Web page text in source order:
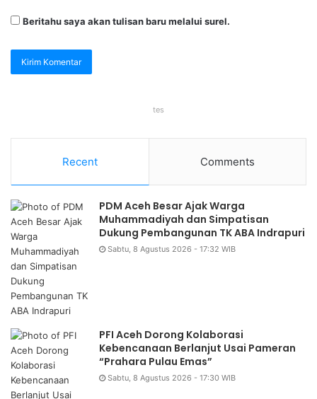
Beritahu saya akan tulisan baru melalui surel.
tes
Recent Comments
PDM Aceh Besar Ajak Warga
Muhammadiyah dan Simpatisan
Dukung Pembangunan TK ABA Indrapuri
Sabtu, 8 Agustus 2026 - 17:32 WIB
PFI Aceh Dorong Kolaborasi
Kebencanaan Berlanjut Usai Pameran
“Prahara Pulau Emas”
Sabtu, 8 Agustus 2026 - 17:30 WIB